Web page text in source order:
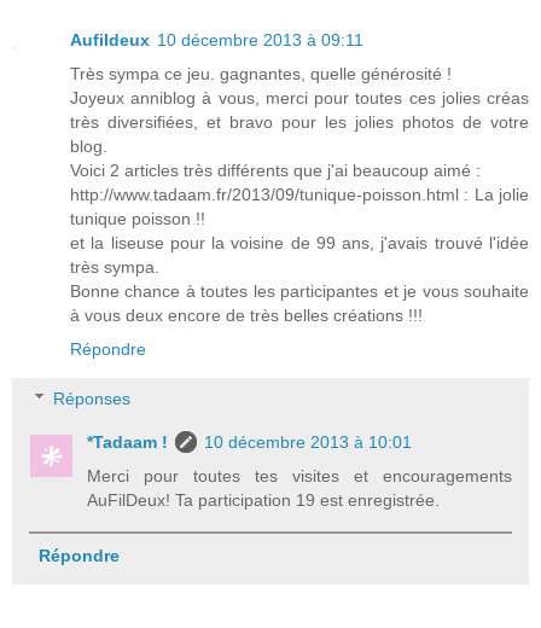
Aufildeux 10 décembre 2013 à 09:11
Très sympa ce jeu. gagnantes, quelle générosité !
Joyeux anniblog à vous, merci pour toutes ces jolies créas
très diversifiées, et bravo pour les jolies photos de votre
blog.
Voici 2 articles très différents que j'ai beaucoup aimé :
http://www.tadaam.fr/2013/09/tunique-poisson.html : La jolie
tunique poisson !!
et la liseuse pour la voisine de 99 ans, j'avais trouvé l'idée
très sympa.
Bonne chance à toutes les participantes et je vous souhaite
à vous deux encore de très belles créations !!!
Répondre
Réponses
*Tadaam !
10 décembre 2013 à 10:01
Merci pour toutes tes visites et encouragements
AuFilDeux! Ta participation 19 est enregistrée.
Répondre